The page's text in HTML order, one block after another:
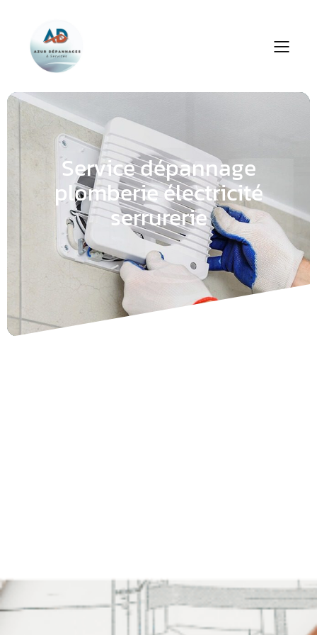
Service dépannage
plomberie électricité
serrurerie